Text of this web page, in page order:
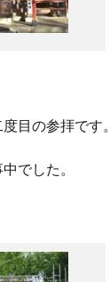
目の参拝です。
でした。